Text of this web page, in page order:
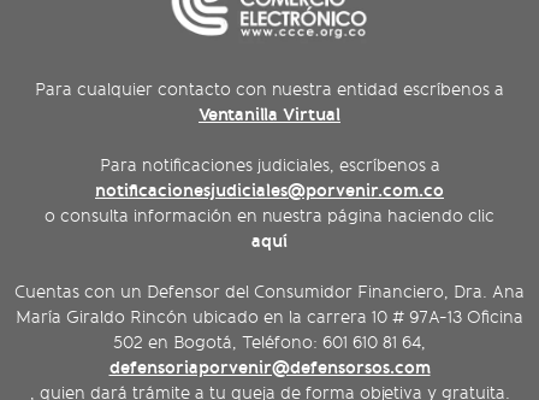
Para cualquier contacto con nuestra entidad escríbenos a
Ventanilla Virtual
Para notificaciones judiciales, escríbenos a
notificacionesjudiciales@porvenir.com.co
o consulta información en nuestra página haciendo clic
aquí
Cuentas con un Defensor del Consumidor Financiero, Dra. Ana
María Giraldo Rincón ubicado en la carrera 10 # 97A-13 Oficina
502 en Bogotá, Teléfono: 601 610 81 64,
defensoriaporvenir@defensorsos.com
, quien dará trámite a tu queja de forma objetiva y gratuita.